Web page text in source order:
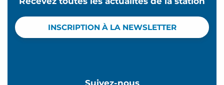
INSCRIPTION À LA NEWSLETTER
Suivez-nous